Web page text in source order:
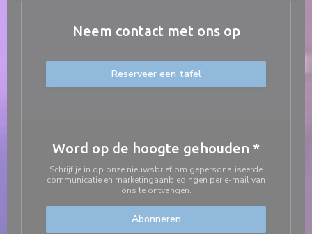
Neem contact met ons op
Reserveer een tafel
Word op de hoogte gehouden *
Schrijf je in op onze nieuwsbrief om gepersonaliseerde
communicatie en marketingaanbiedingen per e-mail van
ons te ontvangen.
Abonneren